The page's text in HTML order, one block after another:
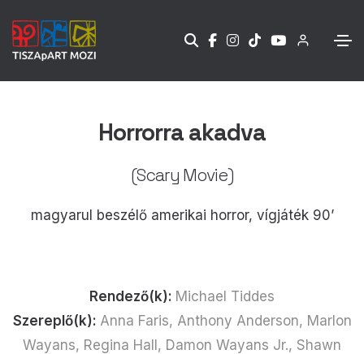
Horrorra akadva
(Scary Movie)
magyarul beszélő amerikai horror, vígjáték 90’
Rendező(k): Michael Tiddes
Szereplő(k): Anna Faris, Anthony Anderson, Marlon
Wayans, Regina Hall, Damon Wayans Jr., Shawn